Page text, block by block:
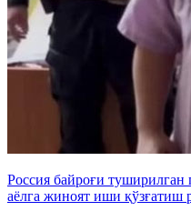
Россия байроғи
аёлга жиноят иши қўзғатиш